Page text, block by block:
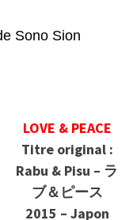
Sono Sion
LOVE & PEACE
Titre original :
Rabu & Pisu – ラ
ブ＆ピース
2015 – Japon